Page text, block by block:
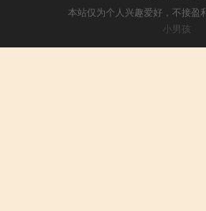
本站仅为个人兴趣爱好，不接盈
小男孩